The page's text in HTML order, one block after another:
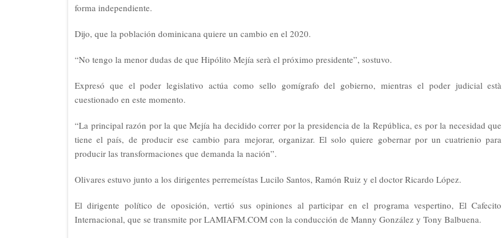
forma independiente.
Dijo, que la población dominicana quiere un cambio en el 2020.
“No tengo la menor dudas de que Hipólito Mejía serà el próximo presidente”, sostuvo.
Expresó que el poder legislativo actúa como sello gomígrafo del gobierno, mientras el poder judicial està
cuestionado en este momento.
“La principal razón por la que Mejía ha decidido correr por la presidencia de la República, es por la necesidad que
tiene el país, de producir ese cambio para mejorar, organizar. El solo quiere gobernar por un cuatrienio para
producir las transformaciones que demanda la nación”.
Olivares estuvo junto a los dirigentes perremeístas Lucilo Santos, Ramón Ruiz y el doctor Ricardo López.
El dirigente político de oposición, vertió sus opiniones al participar en el programa vespertino, El Cafecito
Internacional, que se transmite por LAMIAFM.COM con la conducción de Manny González y Tony Balbuena.